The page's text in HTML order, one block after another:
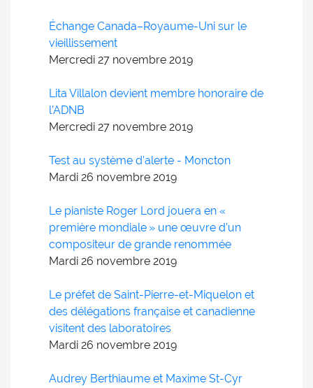
Échange Canada–Royaume-Uni sur le
vieillissement
Mercredi 27 novembre 2019
Lita Villalon devient membre honoraire de
l’ADNB
Mercredi 27 novembre 2019
Test au système d’alerte - Moncton
Mardi 26 novembre 2019
Le pianiste Roger Lord jouera en «
première mondiale » une œuvre d’un
compositeur de grande renommée
Mardi 26 novembre 2019
Le préfet de Saint-Pierre-et-Miquelon et
des délégations française et canadienne
visitent des laboratoires
Mardi 26 novembre 2019
Audrey Berthiaume et Maxime St-Cyr